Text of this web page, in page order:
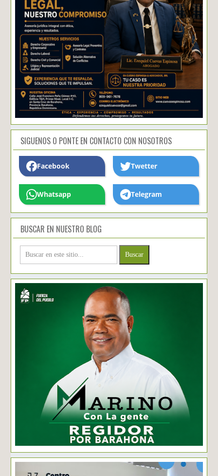
SIGUENOS O PONTE EN CONTACTO CON NOSOTROS
Facebook Twetter
Whatsapp Telegram
BUSCAR EN NUESTRO BLOG